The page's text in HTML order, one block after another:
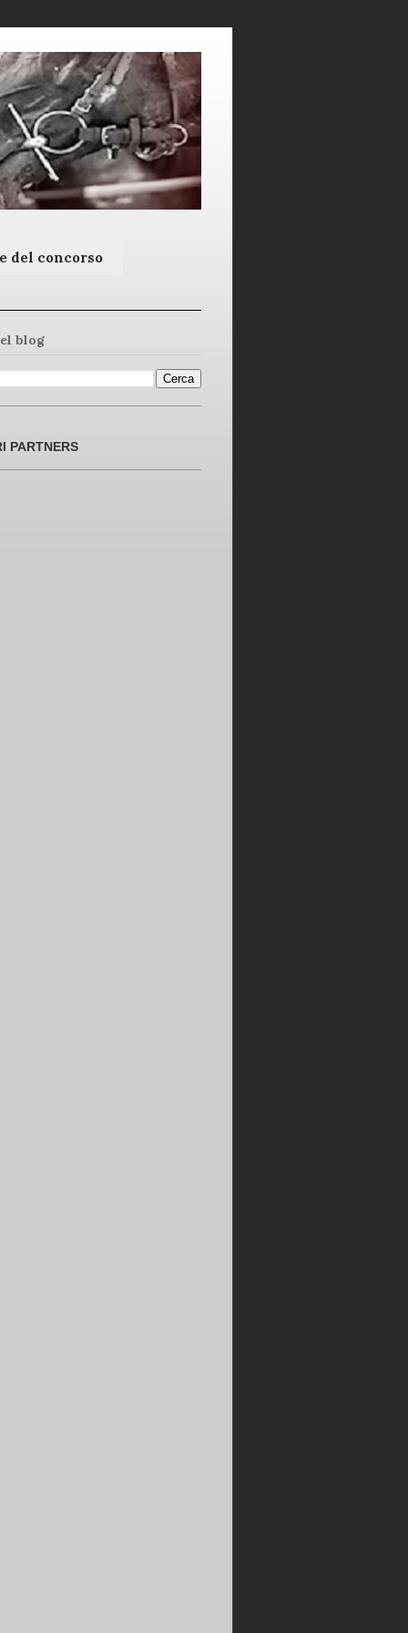
del concorso
blog
PARTNERS